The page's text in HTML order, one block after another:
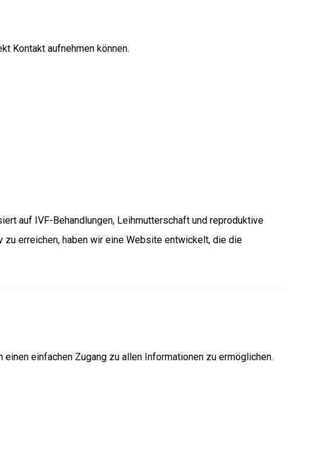
Kontakt aufnehmen können.
auf IVF-Behandlungen, Leihmutterschaft und reproduktive
erreichen, haben wir eine Website entwickelt, die die
einfachen Zugang zu allen Informationen zu ermöglichen.